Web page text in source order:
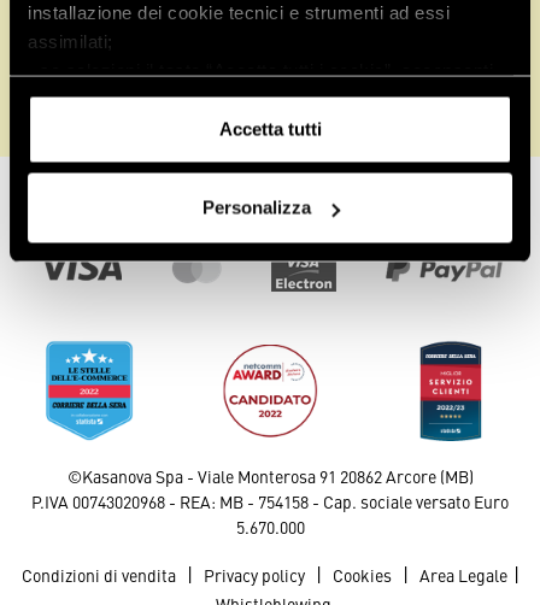
installazione dei cookie tecnici e strumenti ad essi
assimilati;
- se selezioni il tasto “Accetta tutti i cookie”, acconsenti
all’installazione di tutti i cookie e strumenti di
Puoi conoscere i relativi dettagli
sezioni della presente pagina.
Accetta tutti
Personalizza
Informazioni su
Assistenza
Controlla ordine
©Kasanova Spa - Viale Monterosa 91 20862 Arcore (MB)
P.IVA 00743020968 - REA: MB - 754158 - Cap. sociale versato Euro
5.670.000
Condizioni di vendita | Privacy policy | Cookies | Area Legale |